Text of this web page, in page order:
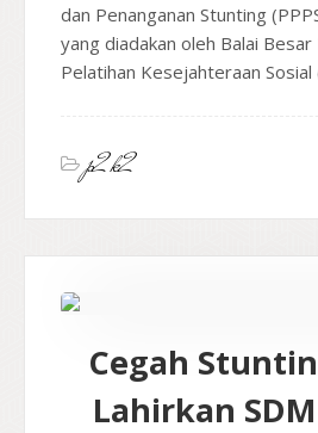
dan Penanganan Stunting
yang diadakan oleh Balai Besar
Pelatihan Kesejahteraan
p2k2
Cegah
Lahirkan